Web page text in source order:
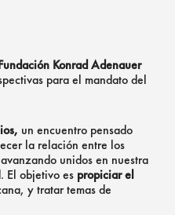
Konrad Adenauer
para el mandato del
un encuentro pensado
la relación entre los
unidos en nuestra
El objetivo es propiciar el
y tratar temas de